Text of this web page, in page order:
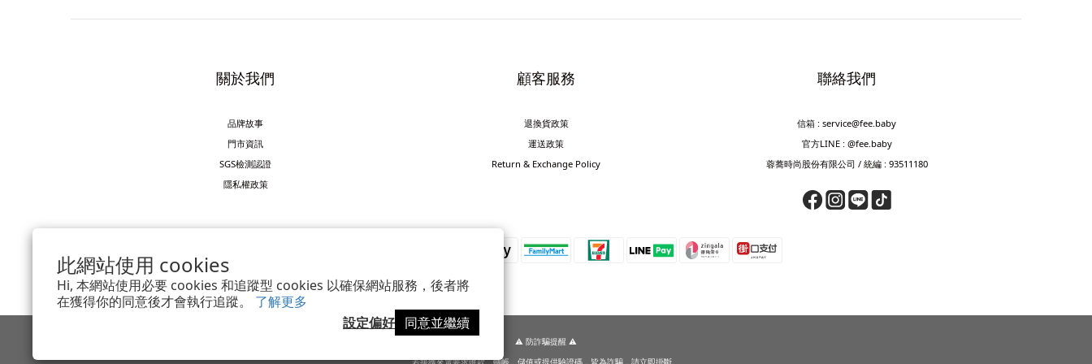
此網站使用 cookies
Hi, 本網站使用必要 cookies 和追蹤型 cookies 以確保網站服務，後者將
在獲得你的同意後才會執行追蹤。 了解更多
設定偏好 同意並繼續
關於我們
品牌故事
門市資訊
SGS檢測認證
隱私權政策
顧客服務
退換貨政策
運送政策
Return & Exchange Policy
聯絡我們
信箱 : service@fee.baby
官方LINE : @fee.baby
蓉蕎時尚股份有限公司 / 統編 : 93511180
⚠️ 防詐騙提醒 ⚠️